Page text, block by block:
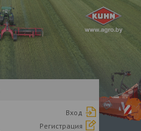
Вход
Регистрация